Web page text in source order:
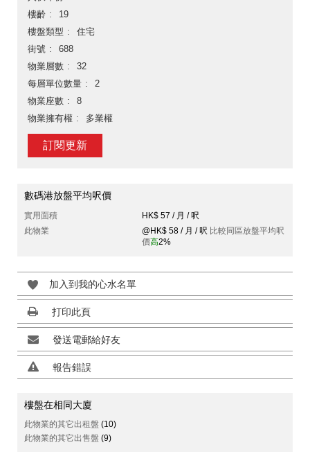
樓齡
19
樓盤類型
住宅
街號
688
物業層數
32
每層單位數量
2
物業座數
8
物業擁有權
多業權
訂閱更新
數碼港放盤平均呎價
實用面積
HK$ 57 / 月 / 呎
此物業
@HK$ 58 / 月 / 呎 比較同區放盤平均呎
價高2%
加入到我的心水名單
打印此頁
發送電郵給好友
報告錯誤
樓盤在相同大廈
此物業的其它出租盤 (10)
此物業的其它出售盤 (9)